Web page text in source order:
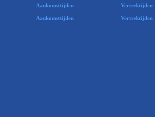
Aankomsttijden Vertrektijden
Aankomsttijden Vertrektijden